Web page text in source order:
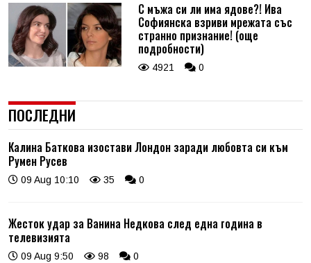
С мъжа си ли има ядове?! Ива
Софиянска взриви мрежата със
странно признание! (още
подробности)
4921 0
ПОСЛЕДНИ
Калина Баткова изостави Лондон заради любовта си към
Румен Русев
09 Aug 10:10 35 0
Жесток удар за Ванина Недкова след една година в
телевизията
09 Aug 9:50 98 0